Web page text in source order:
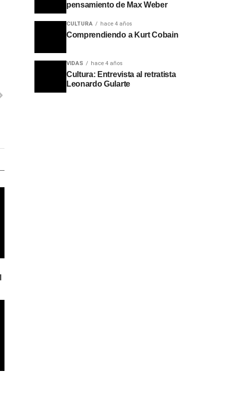
pensamiento de Max Weber
CULTURA hace 4 años
Comprendiendo a Kurt Cobain
VIDAS hace 4 años
Cultura: Entrevista al retratista
Leonardo Gularte